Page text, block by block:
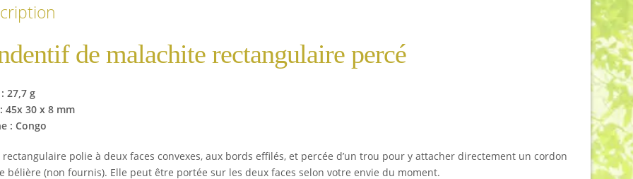
de malachite rectangulaire percé
27,7 g
45x 30 x 8 mm
: Congo
rectangulaire polie à deux faces convexes, aux bords effilés, et percée d’un trou pour y attacher directement un cordon
bélière (non fournis). Elle peut être portée sur les deux faces selon votre envie du moment.